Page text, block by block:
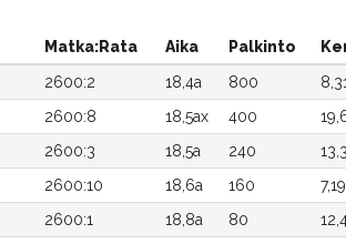
Matka:Rata Aika Palkinto
2600:2 18,4a 800
8,31
2600:8 18,5ax 400
2600:3 18,5a 240
2600:10 18,6a 160
7,19
2600:1 18,8a 80